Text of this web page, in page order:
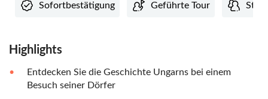
Sofortbestätigung Geführte Tour
Highlights
Entdecken Sie die Geschichte Ungarns bei einem
Besuch seiner Dörfer